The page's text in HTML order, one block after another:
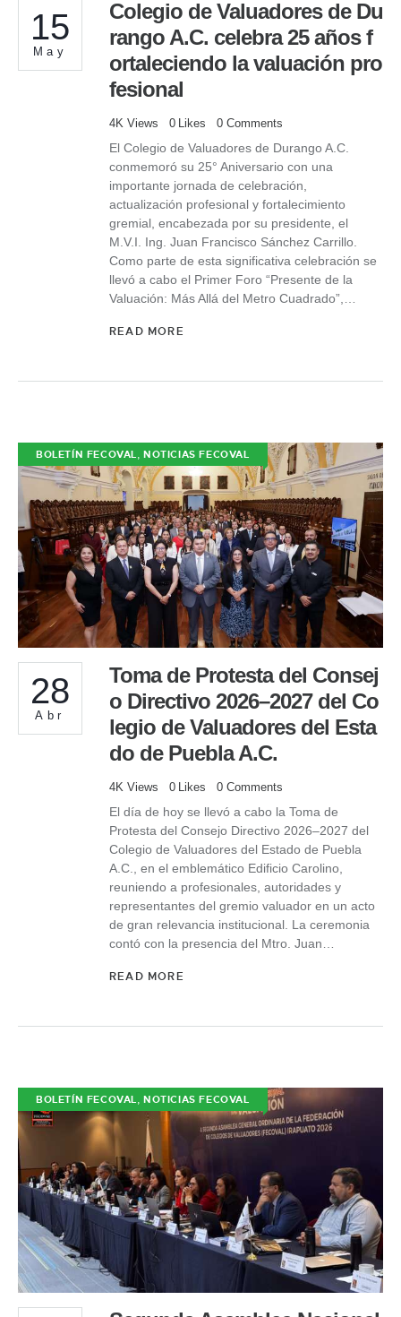
15
May
Colegio de Valuadores de Du
rango A.C. celebra 25 años f
ortaleciendo la valuación pro
fesional
4K Views 0 Likes 0 Comments
El Colegio de Valuadores de Durango A.C.
conmemoró su 25° Aniversario con una
importante jornada de celebración,
actualización profesional y fortalecimiento
gremial, encabezada por su presidente, el
M.V.I. Ing. Juan Francisco Sánchez Carrillo.
Como parte de esta significativa celebración se
llevó a cabo el Primer Foro “Presente de la
Valuación: Más Allá del Metro Cuadrado”,…
READ MORE
BOLETÍN FECOVAL , NOTICIAS FECOVAL
28
Abr
Toma de Protesta del Consej
o Directivo 2026–2027 del Co
legio de Valuadores del Esta
do de Puebla A.C.
4K Views 0 Likes 0 Comments
El día de hoy se llevó a cabo la Toma de
Protesta del Consejo Directivo 2026–2027 del
Colegio de Valuadores del Estado de Puebla
A.C., en el emblemático Edificio Carolino,
reuniendo a profesionales, autoridades y
representantes del gremio valuador en un acto
de gran relevancia institucional. La ceremonia
contó con la presencia del Mtro. Juan…
READ MORE
BOLETÍN FECOVAL , NOTICIAS FECOVAL